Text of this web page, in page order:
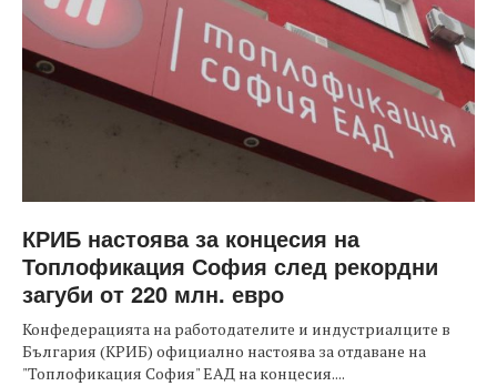
КРИБ настоява за концесия на
Топлофикация София след рекордни
загуби от 220 млн. евро
Конфедерацията на работодателите и индустриалците в
България (КРИБ) официално настоява за отдаване на
"Топлофикация София" ЕАД на концесия....